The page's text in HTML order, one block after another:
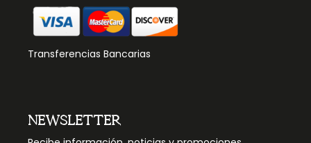
Transferencias Bancarias
NEWSLETTER